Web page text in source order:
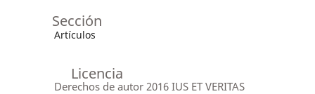
Sección
Artículos
Licencia
Derechos de autor 2016 IUS ET VERITAS